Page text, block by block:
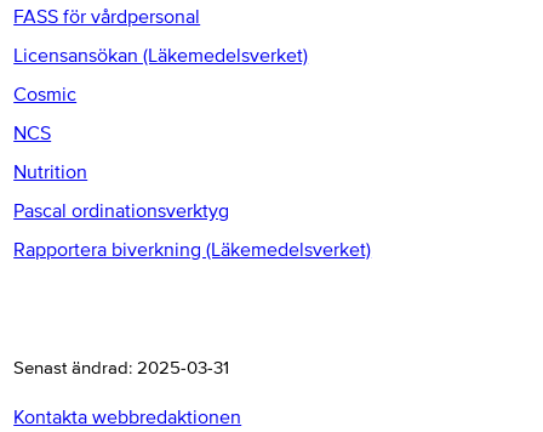
FASS för vårdpersonal
Licensansökan (Läkemedelsverket)
Cosmic
NCS
Nutrition
Pascal ordinationsverktyg
Rapportera biverkning (Läkemedelsverket)
Senast ändrad:2025-03-31
Kontakta webbredaktionen